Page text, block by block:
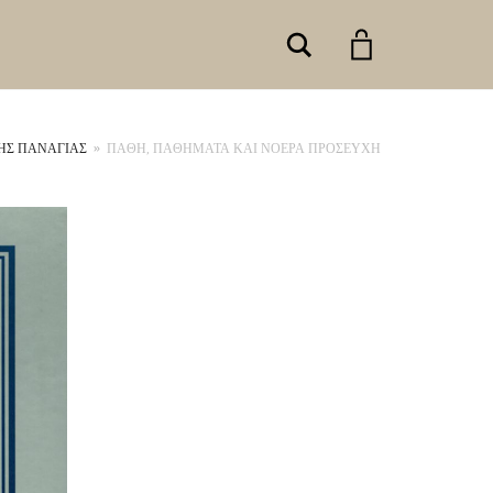
Search
ΠΑΝΑΓΙΑΣ » ΠΑΘΗ, ΠΑΘΗΜΑΤΑ ΚΑΙ ΝΟΕΡΑ ΠΡΟΣΕΥΧΗ